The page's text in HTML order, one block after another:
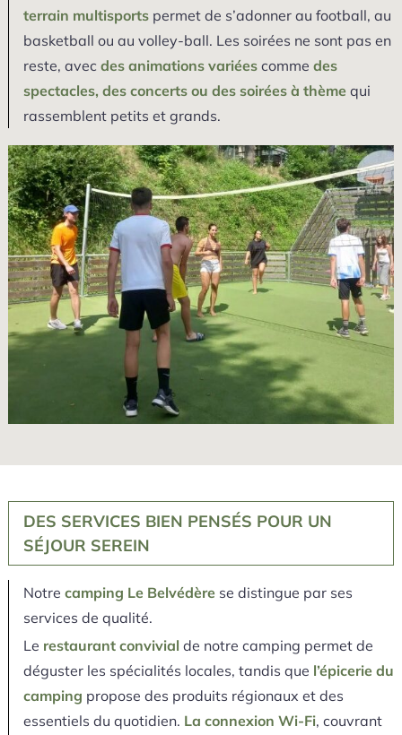
terrain multisportspermet de s’adonner au football, au
basketball ou au volley-ball. Les soirées ne sont pas en
reste, avec des animations variéescomme des
spectacles, des concerts ou des soirées à thème qui
rassemblent petits et grands.
DES SERVICES BIEN PENSÉS POUR UN
SÉJOUR SEREIN
Notre camping Le Belvédère se distingue par ses
services de qualité.
Le restaurant convivial de notre camping permet de
déguster les spécialités locales, tandis que l’épicerie du
camping propose des produits régionaux et des
essentiels du quotidien. La connexion Wi-Fi, couvrant